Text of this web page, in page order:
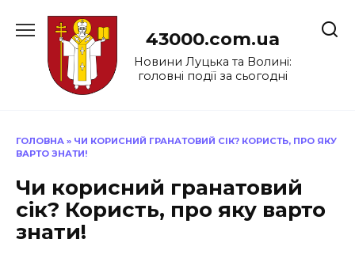
до
43000.com.ua
Новини Луцька та Волині:
головні події за сьогодні
ГОЛОВНА » ЧИ КОРИСНИЙ ГРАНАТОВИЙ СІК? КОРИСТЬ, ПРО ЯКУ
ВАРТО ЗНАТИ!
Чи корисний гранатовий
сік? Користь, про яку варто
знати!